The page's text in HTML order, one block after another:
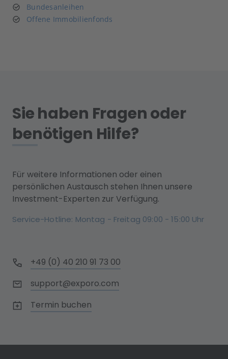
Bundesanleihen
Offene Immobilienfonds
Sie haben Fragen oder
benötigen Hilfe?
Für weitere Informationen oder einen
persönlichen Austausch stehen Ihnen unsere
Investment-Experten zur Verfügung.
Service-Hotline: Montag - Freitag 09:00 - 15:00 Uhr
+49 (0) 40 210 91 73 00
support@exporo.com
Termin buchen